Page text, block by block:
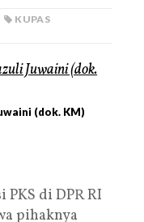
KUPAS
(dok. KM)
PKS di DPR RI
pihaknya